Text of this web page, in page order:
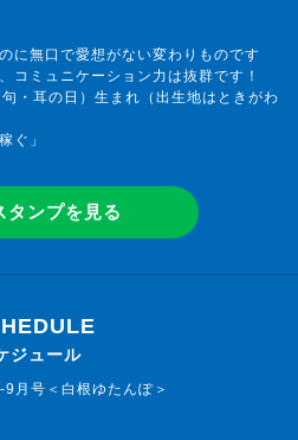
に無口で愛想がない変わりものです
コミュニケーション力は抜群です！
・耳の日）生まれ（出生地はときがわ
ぐ」
タンプを見る
ジュール
月号＜白根ゆたんぽ＞